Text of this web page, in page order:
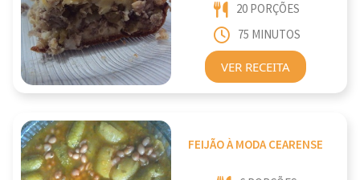
20 PORÇÕES
75 MINUTOS
VER RECEITA
FEIJÃO À MODA CEARENSE